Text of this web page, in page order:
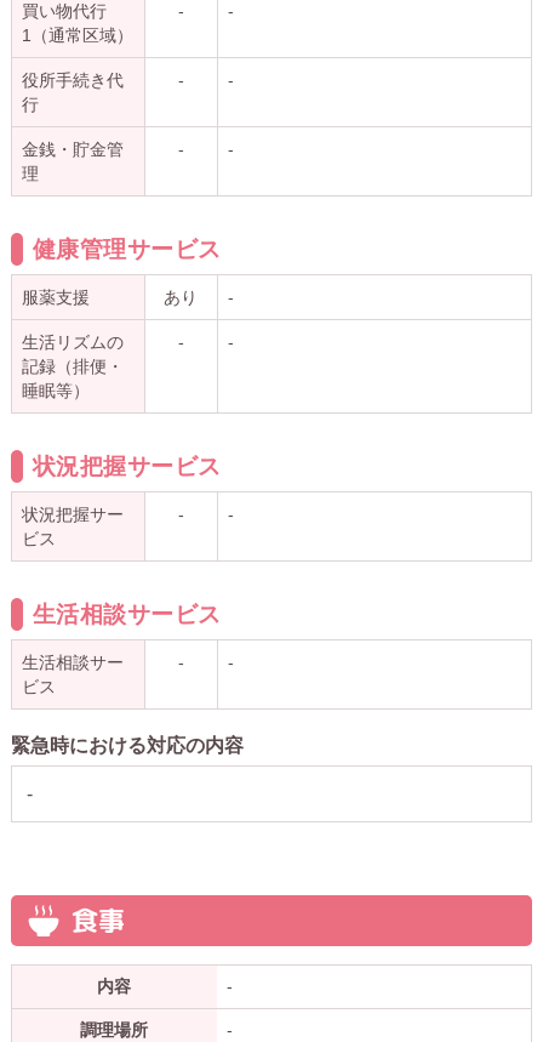
買い物代行
1（通常区域）
- -
役所手続き代
行
- -
金銭・貯金管
理
- -
健康管理サービス
服薬支援 あり -
生活リズムの
記録（排便・
睡眠等）
- -
状況把握サービス
状況把握サー
ビス
- -
生活相談サービス
生活相談サー
ビス
- -
緊急時における対応の内容
-
食事
内容 -
調理場所 -